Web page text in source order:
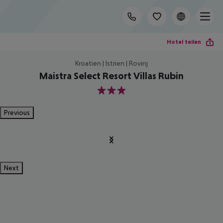
Hotel teilen
Kroatien | Istrien | Rovinj
Maistra Select Resort Villas Rubin
3
Previous
Next